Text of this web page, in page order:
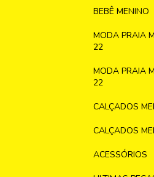
BEBÊ MENINO
MODA PRAIA
22
MODA PRAIA
22
CALÇADOS
CALÇADOS
ACESSÓRIOS